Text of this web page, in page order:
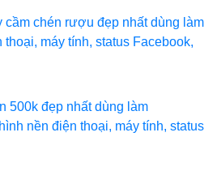
cầm chén rượu đẹp nhất dùng làm
thoại, máy tính, status Facebook,
500k đẹp nhất dùng làm
nền điện thoại, máy tính, status